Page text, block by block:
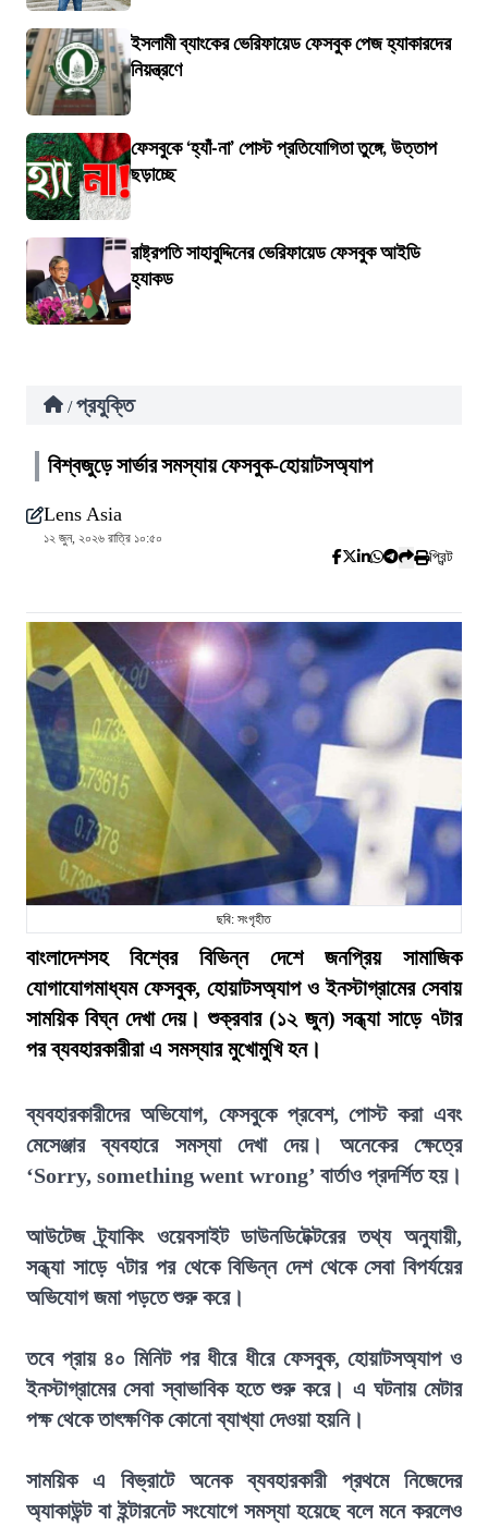
ইসলামী ব্যাংকের ভেরিফায়েড ফেসবুক পেজ হ্যাকারদের
নিয়ন্ত্রণে
ফেসবুকে ‘হ্যাঁ-না’ পোস্ট প্রতিযোগিতা তুঙ্গে, উত্তাপ
ছড়াচ্ছে
রাষ্ট্রপতি সাহাবুদ্দিনের ভেরিফায়েড ফেসবুক আইডি
হ্যাকড
/ প্রযুক্তি
বিশ্বজুড়ে সার্ভার সমস্যায় ফেসবুক-হোয়াটসঅ্যাপ
Lens Asia
১২ জুন, ২০২৬ রাত্রি ১০:৫০
প্রিন্ট
ছবি: সংগৃহীত
বাংলাদেশসহ বিশ্বের বিভিন্ন দেশে জনপ্রিয় সামাজিক
যোগাযোগমাধ্যম ফেসবুক, হোয়াটসঅ্যাপ ও ইনস্টাগ্রামের সেবায়
সাময়িক বিঘ্ন দেখা দেয়। শুক্রবার (১২ জুন) সন্ধ্যা সাড়ে ৭টার
পর ব্যবহারকারীরা এ সমস্যার মুখোমুখি হন।
ব্যবহারকারীদের অভিযোগ, ফেসবুকে প্রবেশ, পোস্ট করা এবং
মেসেঞ্জার ব্যবহারে সমস্যা দেখা দেয়। অনেকের ক্ষেত্রে
‘Sorry, something went wrong’ বার্তাও প্রদর্শিত হয়।
আউটেজ ট্র্যাকিং ওয়েবসাইট ডাউনডিটেক্টরের তথ্য অনুযায়ী,
সন্ধ্যা সাড়ে ৭টার পর থেকে বিভিন্ন দেশ থেকে সেবা বিপর্যয়ের
অভিযোগ জমা পড়তে শুরু করে।
তবে প্রায় ৪০ মিনিট পর ধীরে ধীরে ফেসবুক, হোয়াটসঅ্যাপ ও
ইনস্টাগ্রামের সেবা স্বাভাবিক হতে শুরু করে। এ ঘটনায় মেটার
পক্ষ থেকে তাৎক্ষণিক কোনো ব্যাখ্যা দেওয়া হয়নি।
সাময়িক এ বিভ্রাটে অনেক ব্যবহারকারী প্রথমে নিজেদের
অ্যাকাউন্ট বা ইন্টারনেট সংযোগে সমস্যা হয়েছে বলে মনে করলেও